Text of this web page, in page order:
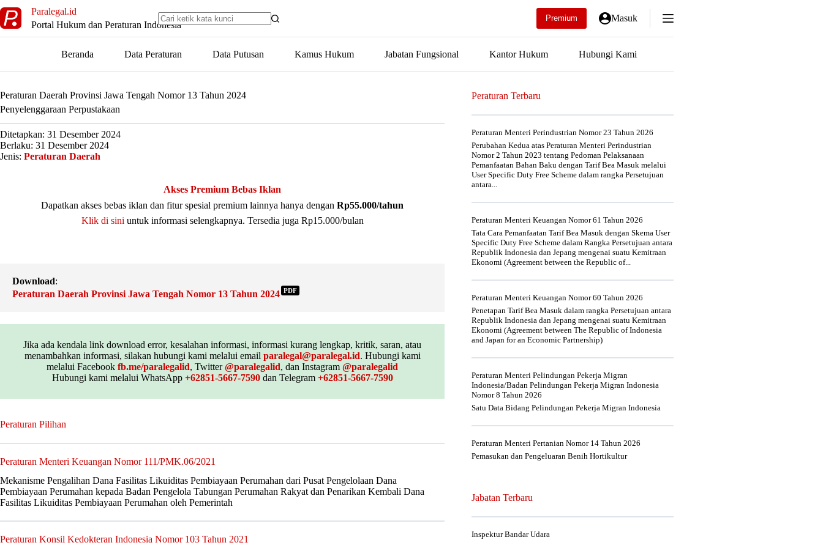
to
content
Paralegal.id
Portal Hukum dan Peraturan Indonesia
Premium Masuk
Beranda Data Peraturan Data Putusan Kamus Hukum Jabatan Fungsional Kantor Hukum Hubungi Kami
Peraturan Daerah Provinsi Jawa Tengah Nomor 13 Tahun 2024
Penyelenggaraan Perpustakaan
Ditetapkan: 31 Desember 2024
Berlaku: 31 Desember 2024
Jenis: Peraturan Daerah
Akses Premium Bebas Iklan
Dapatkan akses bebas iklan dan fitur spesial premium lainnya hanya dengan Rp55.000/tahun
Klik di sini untuk informasi selengkapnya. Tersedia juga Rp15.000/bulan
Download:
Peraturan Daerah Provinsi Jawa Tengah Nomor 13 Tahun 2024 PDF
Jika ada kendala link download error, kesalahan informasi, informasi kurang lengkap, kritik, saran, atau
menambahkan informasi, silakan hubungi kami melalui email paralegal@paralegal.id. Hubungi kami
melalui Facebook fb.me/paralegalid, Twitter@paralegalid, dan Instagram @paralegalid
Hubungi kami melalui WhatsApp +62851-5667-7590dan Telegram +62851-5667-7590
Peraturan Pilihan
Peraturan Menteri Keuangan Nomor 111/PMK.06/2021
Mekanisme Pengalihan Dana Fasilitas Likuiditas Pembiayaan Perumahan dari Pusat Pengelolaan Dana
Pembiayaan Perumahan kepada Badan Pengelola Tabungan Perumahan Rakyat dan Penarikan Kembali Dana
Fasilitas Likuiditas Pembiayaan Perumahan oleh Pemerintah
Peraturan Konsil Kedokteran Indonesia Nomor 103 Tahun 2021
Peraturan Terbaru
Peraturan Menteri Perindustrian Nomor 23 Tahun 2026
Perubahan Kedua atas Peraturan Menteri Perindustrian
Nomor 2 Tahun 2023 tentang Pedoman Pelaksanaan
Pemanfaatan Bahan Baku dengan Tarif Bea Masuk melalui
User Specific Duty Free Scheme dalam rangka Persetujuan
antara...
Peraturan Menteri Keuangan Nomor 61 Tahun 2026
Tata Cara Pemanfaatan Tarif Bea Masuk dengan Skema User
Specific Duty Free Scheme dalam Rangka Persetujuan antara
Republik Indonesia dan Jepang mengenai suatu Kemitraan
Ekonomi (Agreement between the Republic of...
Peraturan Menteri Keuangan Nomor 60 Tahun 2026
Penetapan Tarif Bea Masuk dalam rangka Persetujuan antara
Republik Indonesia dan Jepang mengenai suatu Kemitraan
Ekonomi (Agreement between The Republic of Indonesia
and Japan for an Economic Partnership)
Peraturan Menteri Pelindungan Pekerja Migran
Indonesia/Badan Pelindungan Pekerja Migran Indonesia
Nomor 8 Tahun 2026
Satu Data Bidang Pelindungan Pekerja Migran Indonesia
Peraturan Menteri Pertanian Nomor 14 Tahun 2026
Pemasukan dan Pengeluaran Benih Hortikultur
Jabatan Terbaru
Inspektur Bandar Udara